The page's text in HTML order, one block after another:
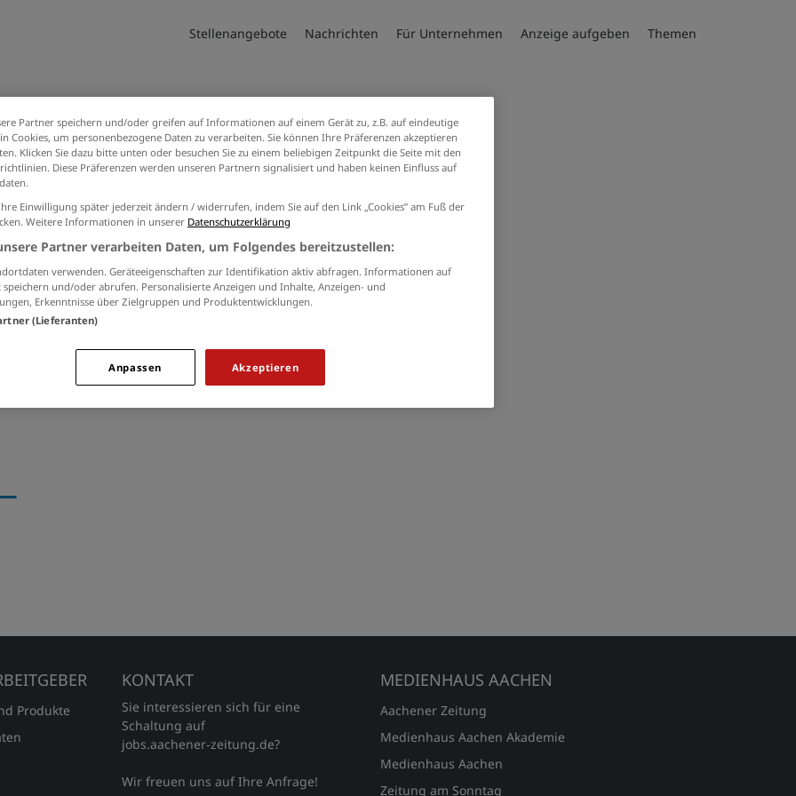
Stellenangebote Nachrichten Für Unternehmen Anzeige aufgeben Themen
zum Thema Delegierungsgespräch
Produkte
KONTAKT
Sie interessieren sich für eine
Schaltung auf
jobs.aachener‑zeitung.de?
Wir freuen uns auf Ihre Anfrage!
MEDIENHAUS AACHEN
Aachener Zeitung
Medienhaus Aachen Akademie
Medienhaus Aachen
Zeitung am Sonntag
Partner speichern und/oder greifen auf Informationen auf einem Gerät zu, z.B. auf eindeutige
Cookies, um personenbezogene Daten zu verarbeiten. Sie können Ihre Präferenzen akzeptieren
Klicken Sie dazu bitte unten oder besuchen Sie zu einem beliebigen Zeitpunkt die Seite mit den
Diese Präferenzen werden unseren Partnern signalisiert und haben keinen Einfluss auf
Einwilligung später jederzeit ändern / widerrufen, indem Sie auf den Link „Cookies” am Fuß der
Weitere Informationen in unserer Datenschutzerklärung
Partner verarbeiten Daten, um Folgendes bereitzustellen:
verwenden. Geräteeigenschaften zur Identifikation aktiv abfragen. Informationen auf
speichern und/oder abrufen. Personalisierte Anzeigen und Inhalte, Anzeigen- und
Erkenntnisse über Zielgruppen und Produktentwicklungen.
(Lieferanten)
Akzeptieren
Anpassen